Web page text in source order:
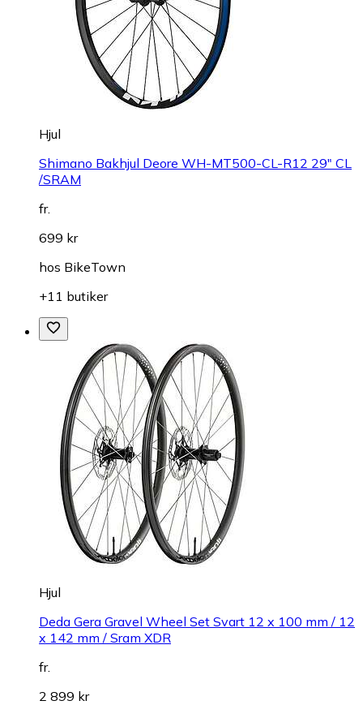
Hjul
Shimano Bakhjul Deore WH-MT500-CL-R12 29" CL
/SRAM
fr.
699 kr
hos BikeTown
+11 butiker
Hjul
Deda Gera Gravel Wheel Set Svart 12 x 100 mm / 12
x 142 mm / Sram XDR
fr.
2 899 kr